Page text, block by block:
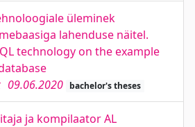
üleminek
lahenduse näitel.
technology on the example
09.06.2020 bachelor's theses
ja kompilaator AL